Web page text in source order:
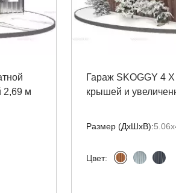
2,69 м
Гараж SKOGGY 4
крышей и
Размер (ДxШxВ):
Цвет: